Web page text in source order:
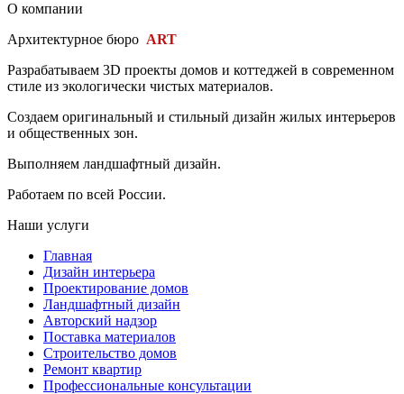
О компании
Архитектурное бюро ART
Разрабатываем 3D проекты домов и коттеджей в современном
стиле из экологически чистых материалов.
Создаем оригинальный и стильный дизайн жилых интерьеров
и общественных зон.
Выполняем ландшафтный дизайн.
Работаем по всей России.
Наши услуги
Главная
Дизайн интерьера
Проектирование домов
Ландшафтный дизайн
Авторский надзор
Поставка материалов
Строительство домов
Ремонт квартир
Профессиональные консультации